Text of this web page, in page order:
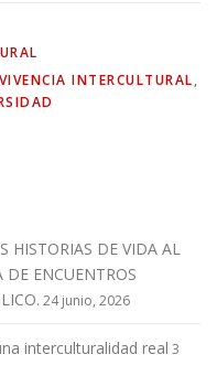
INTERCULTURAL,
HISTORIAS DE VIDA AL
DE ENCUENTROS
24 junio, 2026
interculturalidad real 3